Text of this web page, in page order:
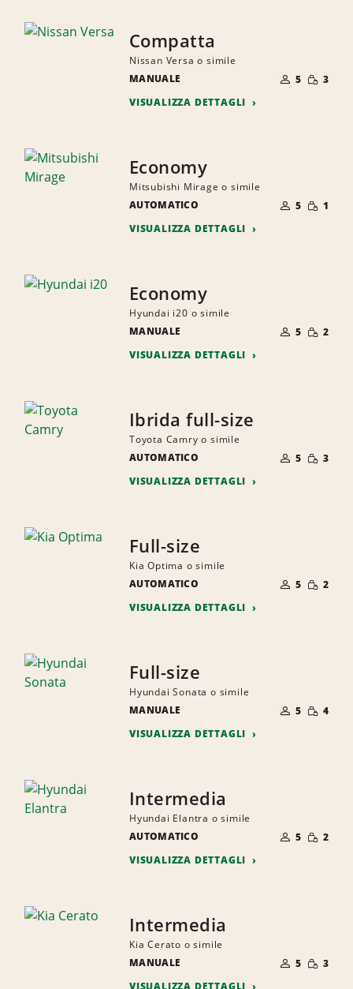
Compatta
Nissan Versa o simile
MANUALE
DI
PERSONE
5 RIDOTTA
3
VISUALIZZA DETTAGLI
Economy
Mitsubishi Mirage o simile
AUTOMATICO
DI
PERSONE
5 RIDOTTA
1
VISUALIZZA DETTAGLI
Economy
Hyundai i20 o simile
MANUALE
DI
PERSONE
5 RIDOTTA
2
VISUALIZZA DETTAGLI
Ibrida full-size
Toyota Camry o simile
AUTOMATICO
DI
PERSONE
5 RIDOTTA
3
VISUALIZZA DETTAGLI
Full-size
Kia Optima o simile
AUTOMATICO
DI
PERSONE
5 RIDOTTA
2
VISUALIZZA DETTAGLI
Full-size
Hyundai Sonata o simile
MANUALE
DI
PERSONE
5 RIDOTTA
4
VISUALIZZA DETTAGLI
Intermedia
Hyundai Elantra o simile
AUTOMATICO
DI
PERSONE
5 RIDOTTA
2
VISUALIZZA DETTAGLI
Intermedia
Kia Cerato o simile
MANUALE
DI
PERSONE
5 RIDOTTA
3
VISUALIZZA DETTAGLI